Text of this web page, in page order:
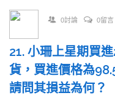
0討論 0留言
21. 小珊上星期買
貨，買進價格為
請問其損益為何？